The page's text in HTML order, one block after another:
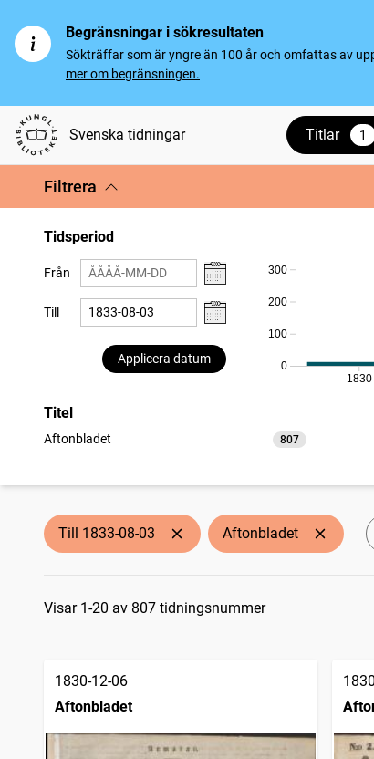
Begränsningar i sökresultaten
Sökträffar som är yngre än 100 år och omfattas av
mer om begränsningen.
Svenska tidningar Titlar 1
Filtrera
Tidsperiod
Från
Till
Applicera datum
0
100
200
300
1830
Titel
Aftonbladet 807
träffar
Till 1833-08-03 Aftonbladet
Sökresultat
Visar 1-20 av 807 tidningsnummer
1830-12-06
Aftonbladet